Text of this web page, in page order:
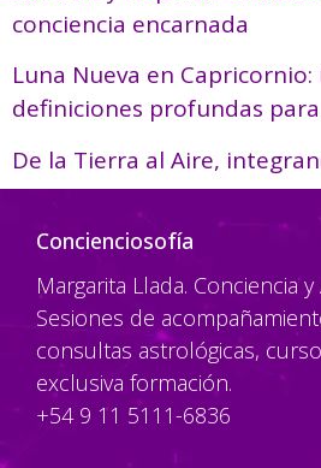
conciencia encarnada
Luna Nueva en Capricornio:
definiciones profundas
De la Tierra al Aire,
Concienciosofía
Margarita Llada. Conciencia
Sesiones de
consultas astrológicas,
exclusiva formación.
+54 9 11 5111-6836